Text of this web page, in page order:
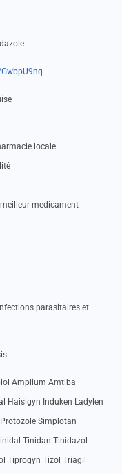
locale
medicament
parasitaires et
Amplium Amtiba
Haisigyn Induken Ladylen
Simplotan
Tinidan Tinidazol
Tiprogyn Tizol Triagil